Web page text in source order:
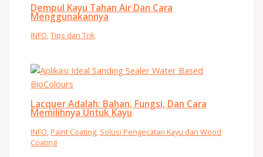
Dempul Kayu Tahan Air Dan Cara
Menggunakannya
INFO,Tips dan Trik
Lacquer Adalah: Bahan, Fungsi, Dan Cara
Memilihnya Untuk Kayu
INFO,Paint Coating, Solusi Pengecatan Kayu dan Wood
Coating